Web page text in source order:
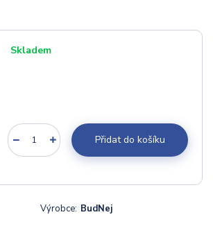
Skladem
Přidat do košíku
Výrobce: BudNej